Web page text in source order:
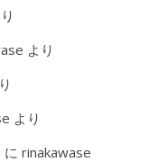
より
より
に rinakawase